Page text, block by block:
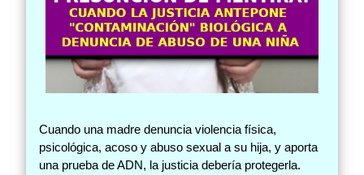
Cuando una madre denuncia violencia física,
psicológica, acoso y abuso sexual a su hija, y aporta
una prueba de ADN, la justicia debería protegerla.